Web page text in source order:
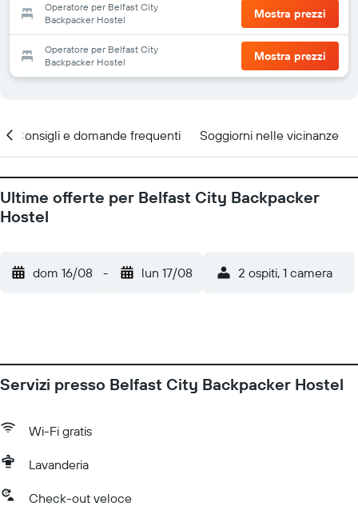
Operatore per Belfast City
Backpacker Hostel
Mostra prezzi
Operatore per Belfast City
Backpacker Hostel
Mostra prezzi
Consigli e domande frequenti Soggiorni nelle vicinanze
Ultime offerte per Belfast City Backpacker
Hostel
dom 16/08 - lun 17/08 2 ospiti, 1 camera
Servizi presso Belfast City Backpacker Hostel
Wi-Fi gratis
Lavanderia
Check-out veloce